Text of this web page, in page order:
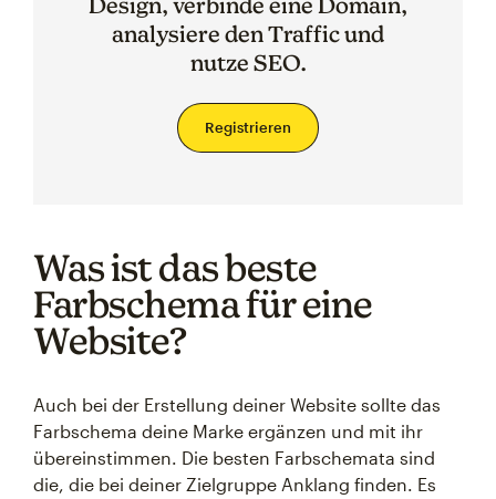
analysiere den Traffic und
nutze SEO.
Registrieren
Was ist das beste
Farbschema für eine
Website?
Auch bei der Erstellung deiner Website sollte das
Farbschema deine Marke ergänzen und mit ihr
übereinstimmen. Die besten Farbschemata sind
die, die bei deiner Zielgruppe Anklang finden. Es